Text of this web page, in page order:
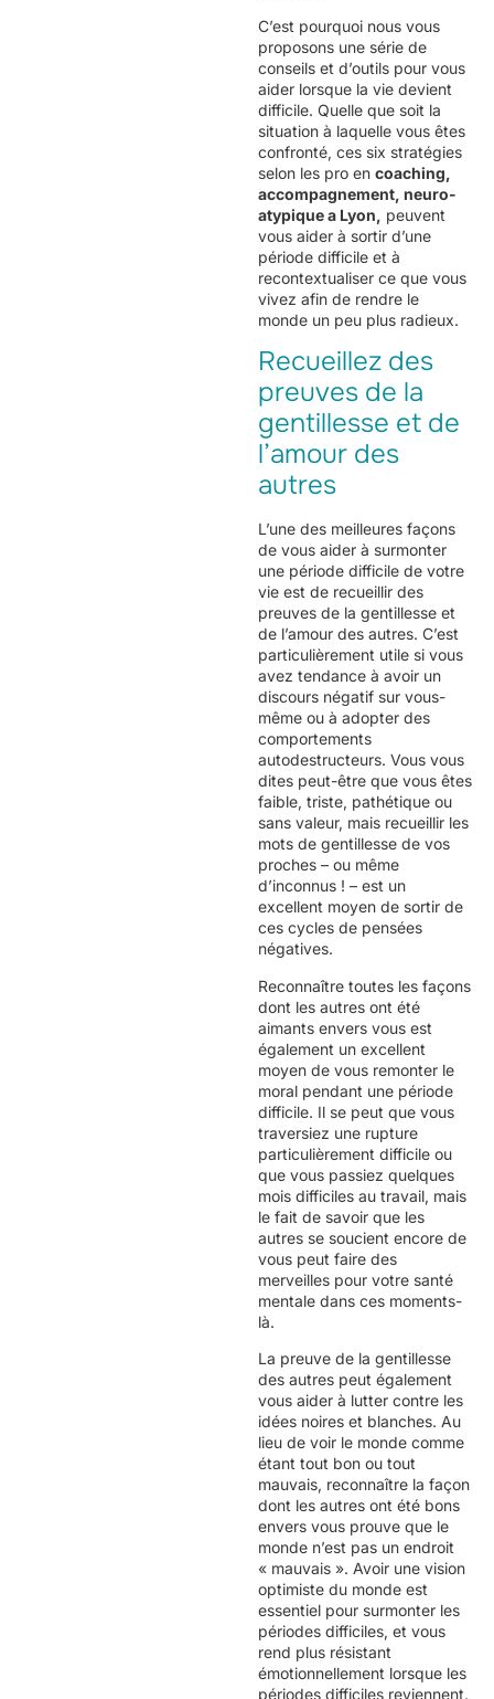
C’est pourquoi nous vous
proposons une série de
conseils et d’outils pour vous
aider lorsque la vie devient
difficile. Quelle que soit la
situation à laquelle vous êtes
confronté, ces six stratégies
selon les pro en coaching,
accompagnement, neuro-
atypique a Lyon, peuvent
vous aider à sortir d’une
période difficile et à
recontextualiser ce que vous
vivez afin de rendre le
monde un peu plus radieux.
Recueillez des
preuves de la
gentillesse et de
l’amour des
autres
L’une des meilleures façons
de vous aider à surmonter
une période difficile de votre
vie est de recueillir des
preuves de la gentillesse et
de l’amour des autres. C’est
particulièrement utile si vous
avez tendance à avoir un
discours négatif sur vous-
même ou à adopter des
comportements
autodestructeurs. Vous vous
dites peut-être que vous êtes
faible, triste, pathétique ou
sans valeur, mais recueillir les
mots de gentillesse de vos
proches – ou même
d’inconnus ! – est un
excellent moyen de sortir de
ces cycles de pensées
négatives.
Reconnaître toutes les façons
dont les autres ont été
aimants envers vous est
également un excellent
moyen de vous remonter le
moral pendant une période
difficile. Il se peut que vous
traversiez une rupture
particulièrement difficile ou
que vous passiez quelques
mois difficiles au travail, mais
le fait de savoir que les
autres se soucient encore de
vous peut faire des
merveilles pour votre santé
mentale dans ces moments-
là.
La preuve de la gentillesse
des autres peut également
vous aider à lutter contre les
idées noires et blanches. Au
lieu de voir le monde comme
étant tout bon ou tout
mauvais, reconnaître la façon
dont les autres ont été bons
envers vous prouve que le
monde n’est pas un endroit
« mauvais ». Avoir une vision
optimiste du monde est
essentiel pour surmonter les
périodes difficiles, et vous
rend plus résistant
émotionnellement lorsque les
périodes difficiles reviennent.